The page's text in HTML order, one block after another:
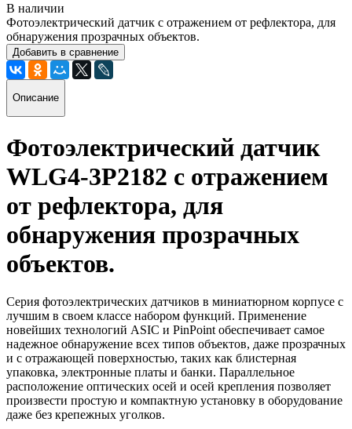
В наличии
Фотоэлектрический датчик с отражением от рефлектора, для
обнаружения прозрачных объектов.
Добавить в сравнение
Описание
Фотоэлектрический датчик
WLG4-3P2182 с отражением
от рефлектора, для
обнаружения прозрачных
объектов.
Серия фотоэлектрических датчиков в миниатюрном корпусе с
лучшим в своем классе набором функций. Применение
новейших технологий ASIC и PinPoint обеспечивает самое
надежное обнаружение всех типов объектов, даже прозрачных
и с отражающей поверхностью, таких как блистерная
упаковка, электронные платы и банки. Параллельное
расположение оптических осей и осей крепления позволяет
произвести простую и компактную установку в оборудование
даже без крепежных уголков.